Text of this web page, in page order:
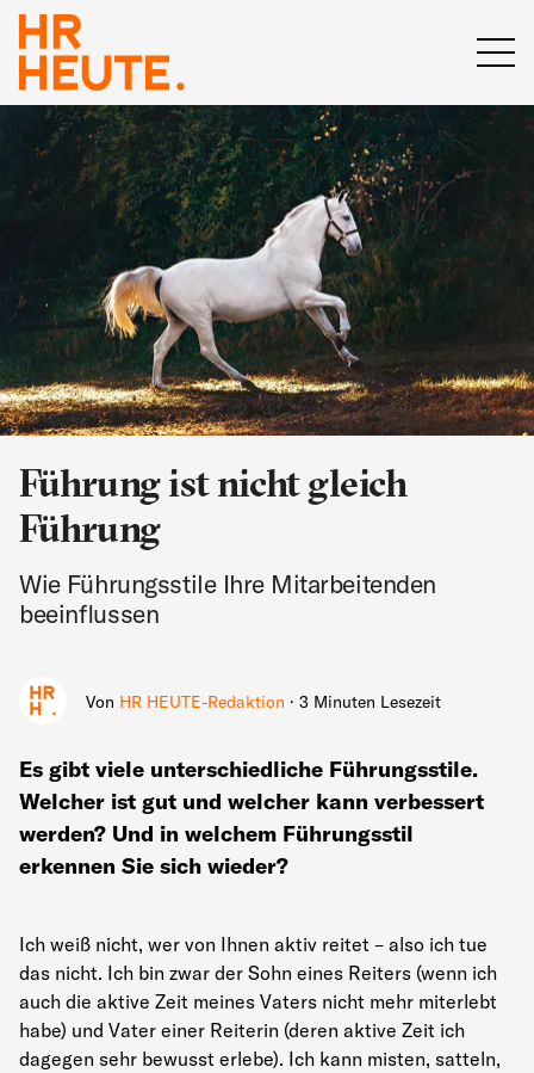
Führung ist nicht gleich
Führung
Wie Führungsstile Ihre Mitarbeitenden
beeinflussen
Von HR HEUTE-Redaktion · 3 Minuten Lesezeit
Es gibt viele unterschiedliche Führungsstile.
Welcher ist gut und welcher kann verbessert
werden? Und in welchem Führungsstil
erkennen Sie sich wieder?
Ich weiß nicht, wer von Ihnen aktiv reitet – also ich tue
das nicht. Ich bin zwar der Sohn eines Reiters (wenn ich
auch die aktive Zeit meines Vaters nicht mehr miterlebt
habe) und Vater einer Reiterin (deren aktive Zeit ich
dagegen sehr bewusst erlebe). Ich kann misten, satteln,